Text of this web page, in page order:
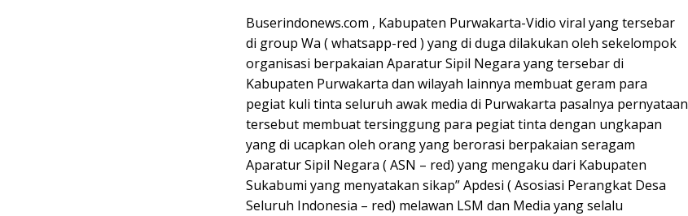
Buserindonews.com , Kabupaten Purwakarta-Vidio viral yang tersebar
di group Wa ( whatsapp-red ) yang di duga dilakukan oleh sekelompok
organisasi berpakaian Aparatur Sipil Negara yang tersebar di
Kabupaten Purwakarta dan wilayah lainnya membuat geram para
pegiat kuli tinta seluruh awak media di Purwakarta pasalnya pernyataan
tersebut membuat tersinggung para pegiat tinta dengan ungkapan
yang di ucapkan oleh orang yang berorasi berpakaian seragam
Aparatur Sipil Negara ( ASN – red) yang mengaku dari Kabupaten
Sukabumi yang menyatakan sikap” Apdesi ( Asosiasi Perangkat Desa
Seluruh Indonesia – red) melawan LSM dan Media yang selalu